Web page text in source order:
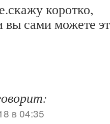
коротко,
сами можете
в 04:35